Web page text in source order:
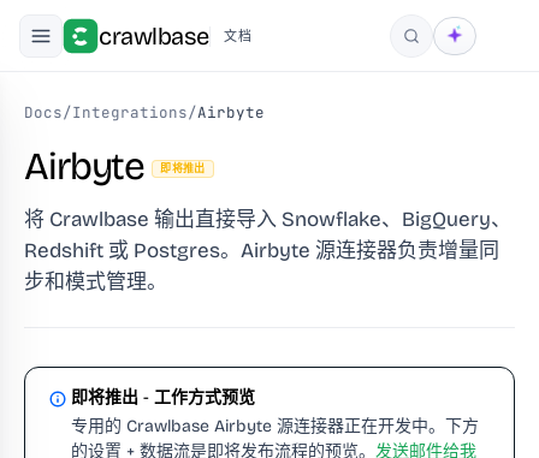
crawlbase 文档
搜索
Docs/Integrations/Airbyte
Airbyte 即将推出
将 Crawlbase 输出直接导入 Snowflake、BigQuery、
Redshift 或 Postgres。Airbyte 源连接器负责增量同
步和模式管理。
即将推出 - 工作方式预览
专用的 Crawlbase Airbyte 源连接器正在开发中。下方
的设置 + 数据流是即将发布流程的预览。 发送邮件给我